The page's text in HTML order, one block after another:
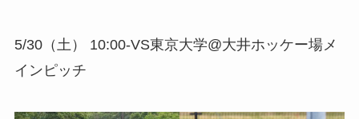
5/30（土） 10:00-VS東京大学@大井ホッケー場メ
インピッチ